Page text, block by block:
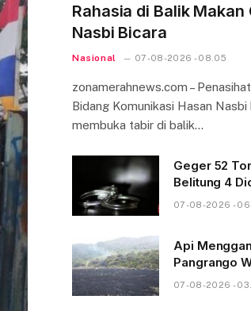
Rahasia di Balik Makan
Nasbi Bicara
Nasional 07-08-2026 - 08.05
zonamerahnews.com –
Bidang Komunikasi Hasan Nasbi
membuka tabir di balik…
Geger 52
Belitung 4
07-08-2026 -
Api
Pangrango
07-08-2026 -